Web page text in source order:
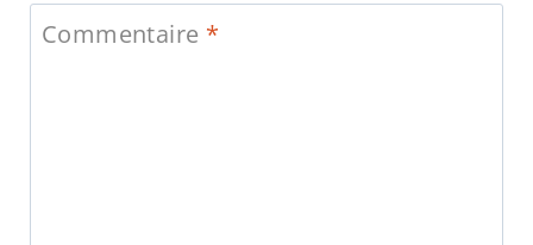
Commentaire *